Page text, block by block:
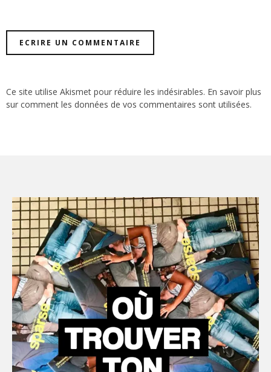
Ce site utilise Akismet pour réduire les indésirables. En savoir plus
sur comment les données de vos commentaires sont utilisées.